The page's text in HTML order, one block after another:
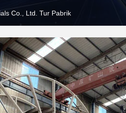
Co., Ltd. Tur Pabrik